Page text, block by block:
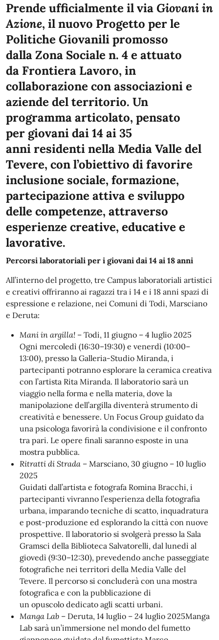
Prende ufficialmente il via Giovani in
Azione, il nuovo Progetto per le
Politiche Giovanili promosso
dalla Zona Sociale n. 4 e attuato
da Frontiera Lavoro, in
collaborazione con associazioni e
aziende del territorio. Un
programma articolato, pensato
per giovani dai 14 ai 35
anni residenti nella Media Valle del
Tevere, con l’obiettivo di favorire
inclusione sociale, formazione,
partecipazione attiva e sviluppo
delle competenze, attraverso
esperienze creative, educative e
lavorative.
Percorsi laboratoriali per i giovani dai 14 ai 18 anni
All’interno del progetto, tre Campus laboratoriali artistici
e creativi offriranno ai ragazzi tra i 14 e i 18 anni spazi di
espressione e relazione, nei Comuni di Todi, Marsciano
e Deruta:
Mani in argilla! – Todi, 11 giugno – 4 luglio 2025
Ogni mercoledì (16:30–19:30) e venerdì (10:00–
13:00), presso la Galleria-Studio Miranda, i
partecipanti potranno esplorare la ceramica creativa
con l’artista Rita Miranda. Il laboratorio sarà un
viaggio nella forma e nella materia, dove la
manipolazione dell’argilla diventerà strumento di
creatività e benessere. Un Focus Group guidato da
una psicologa favorirà la condivisione e il confronto
tra pari. Le opere finali saranno esposte in una
mostra pubblica.
Ritratti di Strada – Marsciano, 30 giugno – 10 luglio
2025
Guidati dall’artista e fotografa Romina Bracchi, i
partecipanti vivranno l’esperienza della fotografia
urbana, imparando tecniche di scatto, inquadratura
e post-produzione ed esplorando la città con nuove
prospettive. Il laboratorio si svolgerà presso la Sala
Gramsci della Biblioteca Salvatorelli, dal lunedì al
giovedì (9:30–12:30), prevedendo anche passeggiate
fotografiche nei territori della Media Valle del
Tevere. Il percorso si concluderà con una mostra
fotografica e con la pubblicazione di
un opuscolo dedicato agli scatti urbani.
Manga Lab – Deruta, 14 luglio – 24 luglio 2025Manga
Lab sarà un’immersione nel mondo del fumetto